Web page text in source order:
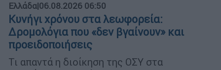
Ελλάδα|06.08.2026 06:50
Κυνήγι χρόνου στα λεωφορεία:
Δρομολόγια που «δεν βγαίνουν» και
προειδοποιήσεις
Τι απαντά η διοίκηση της ΟΣΥ στα